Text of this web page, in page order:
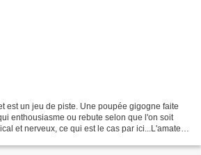
est un jeu de piste. Une poupée gigogne faite
enthousiasme ou rebute selon que l'on soit
et nerveux, ce qui est le cas par ici...L'amateur